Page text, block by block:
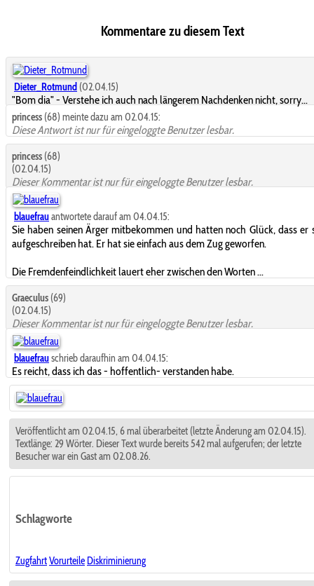
Kommentare zu diesem Text
Dieter_Rotmund (02.04.15)
"Bom dia" - Verstehe ich auch nach längerem Nachdenken nicht, sorry...
princess (68) meinte dazu am 02.04.15:
Diese Antwort ist nur für eingeloggte Benutzer lesbar.
princess (68)
(02.04.15)
Dieser Kommentar ist nur für eingeloggte Benutzer lesbar.
blauefrauantwortete darauf am 04.04.15:
Sie haben seinen Ärger mitbekommen und hatten noch Glück, dass er
aufgeschreiben hat. Er hat sie einfach aus dem Zug geworfen.
Die Fremdenfeindlichkeit lauert eher zwischen den Worten ...
Graeculus (69)
(02.04.15)
Dieser Kommentar ist nur für eingeloggte Benutzer lesbar.
blauefrauschrieb daraufhin am 04.04.15:
Es reicht, dass ich das - hoffentlich- verstanden habe.
Veröffentlicht am 02.04.15, 6 mal überarbeitet (letzte Änderung am 02.04.15).
Textlänge: 29 Wörter. Dieser Text wurde bereits 542 mal aufgerufen; der letzte
Besucher war ein Gast am 02.08.26.
Schlagworte
ZugfahrtVorurteile Diskriminierung